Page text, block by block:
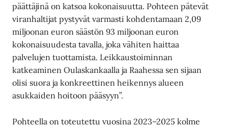
päättäjinä on katsoa kokonaisuutta. Pohteen pätevät
viranhaltijat pystyvät varmasti kohdentamaan 2,09
miljoonan euron säästön 93 miljoonan euron
kokonaisuudesta tavalla, joka vähiten haittaa
palvelujen tuottamista. Leikkaustoiminnan
katkeaminen Oulaskankaalla ja Raahessa sen sijaan
olisi suora ja konkreettinen heikennys alueen
asukkaiden hoitoon pääsyyn”.
Pohteella on toteutettu vuosina 2023–2025 kolme